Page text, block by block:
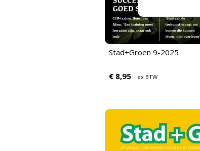
Stad+Groen 9-2025
€ 8,95 ex BTW